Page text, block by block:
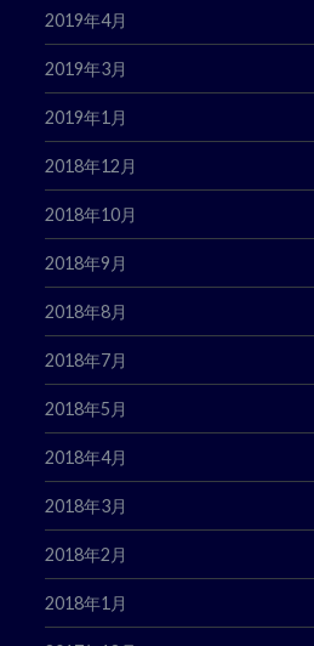
2019年4月
2019年3月
2019年1月
2018年12月
2018年10月
2018年9月
2018年8月
2018年7月
2018年5月
2018年4月
2018年3月
2018年2月
2018年1月